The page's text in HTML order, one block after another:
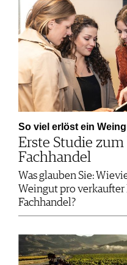
So viel erlöst ein
Erste Studie
Fachhandel
Was glauben Sie:
Weingut pro verkaufter
Fachhandel?